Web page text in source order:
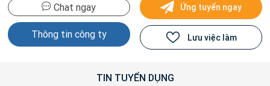
Chat ngay
Thông tin công ty
Ứng tuyển ngay
Lưu việc làm
TIN TUYỂN DỤNG